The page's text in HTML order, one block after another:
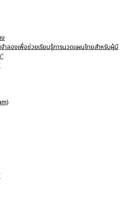
ำลองเพื่อช่วยเรียนรู้การนวดแผนไทยสำหรับผู้มี